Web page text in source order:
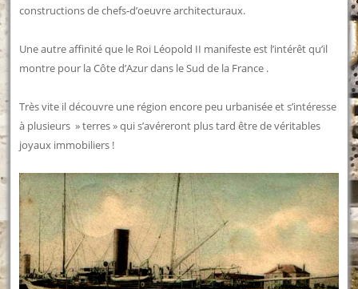
constructions de chefs-d’oeuvre architecturaux.
Une autre affinité que le Roi Léopold II manifeste est l’intérêt qu’il
montre pour la Côte d’Azur dans le Sud de la France .
Très vite il découvre une région encore peu urbanisée et s’intéresse
à plusieurs » terres » qui s’avéreront plus tard être de véritables
joyaux immobiliers !